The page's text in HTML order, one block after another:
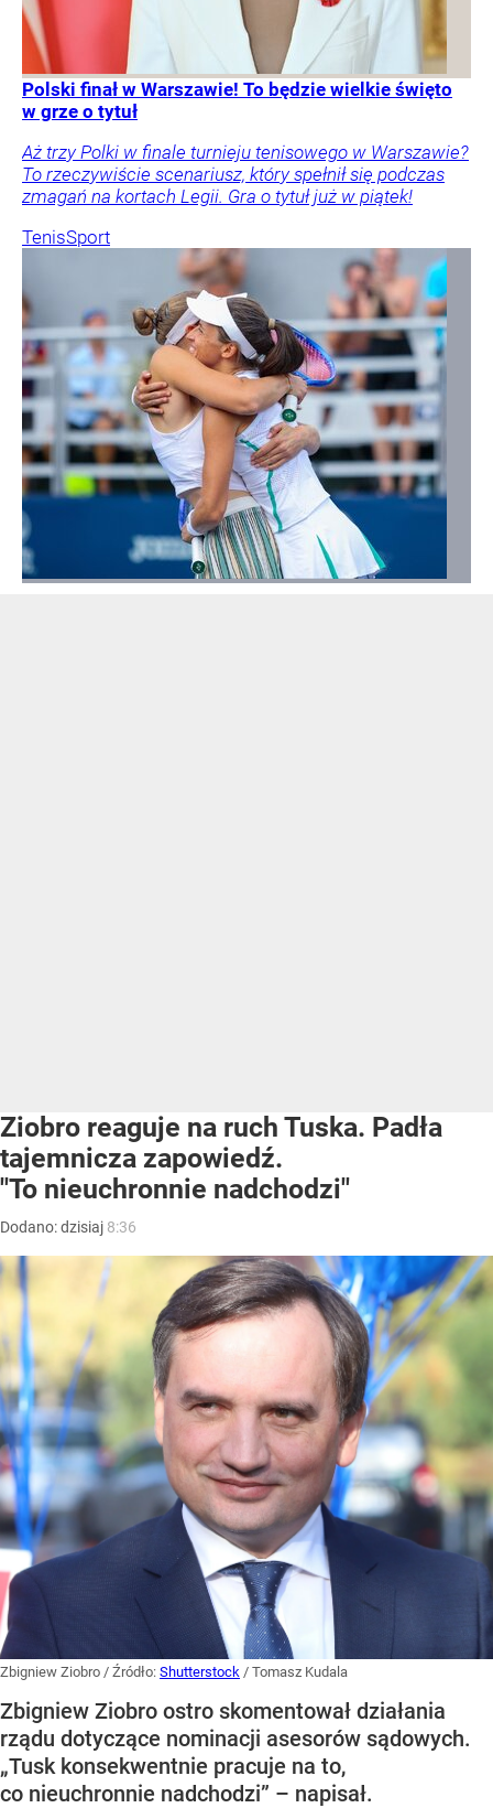
Polski finał w Warszawie! To będzie wielkie święto
w grze o tytuł
Aż trzy Polki w finale turnieju tenisowego w Warszawie?
To rzeczywiście scenariusz, który spełnił się podczas
zmagań na kortach Legii. Gra o tytuł już w piątek!
TenisSport
Ziobro reaguje na ruch Tuska. Padła
tajemnicza zapowiedź.
"To nieuchronnie nadchodzi"
Dodano:dzisiaj 8:36
Zbigniew Ziobro / Źródło: Shutterstock / Tomasz Kudala
Zbigniew Ziobro ostro skomentował działania
rządu dotyczące nominacji asesorów sądowych.
„Tusk konsekwentnie pracuje na to,
co nieuchronnie nadchodzi” – napisał.